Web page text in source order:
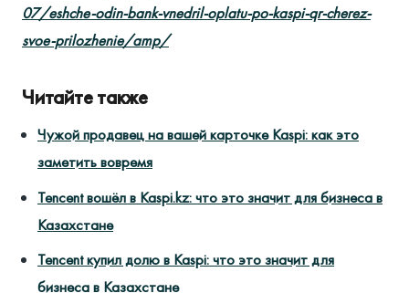
07/eshche-odin-bank-vnedril-oplatu-po-kaspi-qr-cherez-
svoe-prilozhenie/amp/
Читайте также
Чужой продавец на вашей карточке Kaspi: как это
заметить вовремя
Tencent вошёл в Kaspi.kz: что это значит для бизнеса в
Казахстане
Tencent купил долю в Kaspi: что это значит для
бизнеса в Казахстане